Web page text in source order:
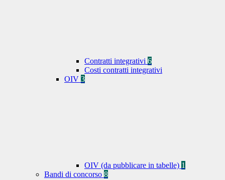
Contratti integrativi 6
Costi contratti integrativi
OIV 3
OIV (da pubblicare in tabelle) 1
Bandi di concorso 8